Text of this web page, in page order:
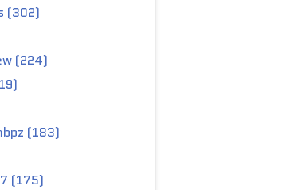
(302)
(224)
(183)
(175)